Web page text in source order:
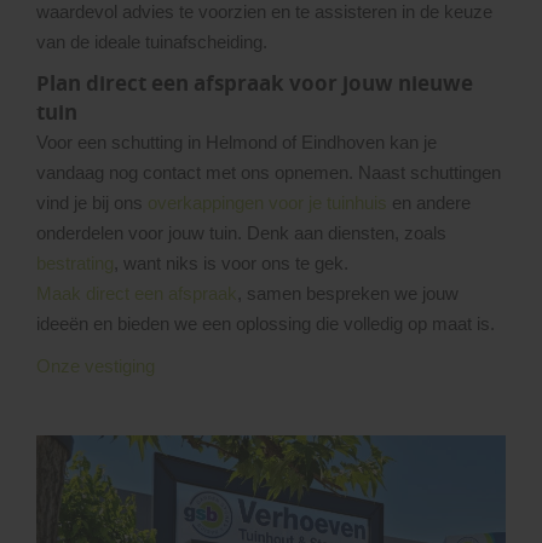
waardevol advies te voorzien en te assisteren in de keuze
van de ideale tuinafscheiding.
Plan direct een afspraak voor jouw nieuwe
tuin
Voor een schutting in Helmond of Eindhoven kan je
vandaag nog contact met ons opnemen. Naast schuttingen
vind je bij ons overkappingen voor je tuinhuis en andere
onderdelen voor jouw tuin. Denk aan diensten, zoals
bestrating , want niks is voor ons te gek.
Maak direct een afspraak
, samen bespreken we jouw
ideeën en bieden we een oplossing die volledig op maat is.
Onze vestiging